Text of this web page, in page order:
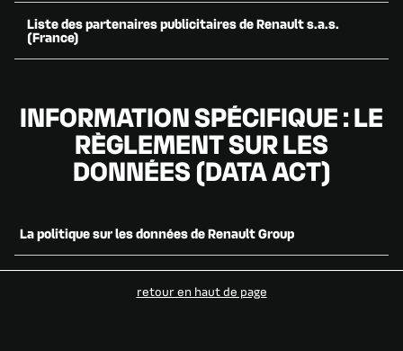
Liste des partenaires publicitaires de Renault s.a.s.
(France)
Accédez au document
INFORMATION SPÉCIFIQUE : LE
RÈGLEMENT SUR LES
DONNÉES (DATA ACT)
La politique sur les données de Renault Group
ACCÉDEZ AU DOCUMENT
retour en haut de page​